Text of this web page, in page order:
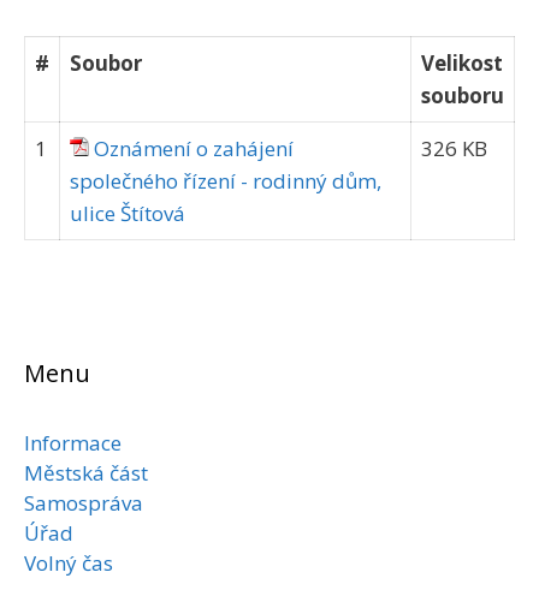
# Soubor
Velikost
souboru
1
Oznámení o zahájení
společného řízení - rodinný dům,
ulice Štítová
326 KB
Menu
Informace
Městská část
Samospráva
Úřad
Volný čas